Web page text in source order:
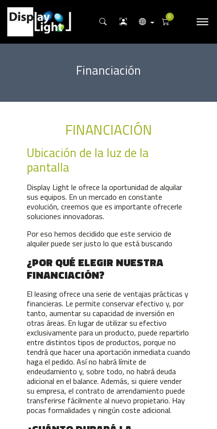
0
Financiación
FINANCIACIÓN
Ubicación de la luz de la
pantalla
Display Light le ofrece la oportunidad de alquilar
sus equipos. En un mercado en constante
evolución, creemos que es importante ofrecerle
soluciones innovadoras.
Por eso hemos decidido que este servicio de
alquiler puede ser justo lo que está buscando
¿POR QUÉ ELEGIR NUESTRA
FINANCIACIÓN?
El leasing ofrece una serie de ventajas prácticas y
financieras. Le permite conservar efectivo y, por
tanto, aumentar su capacidad de inversión en
otras áreas. En lugar de utilizar su efectivo
exclusivamente para un producto, puede repartirlo
entre distintos tipos de productos, porque no
tendrá que hacer una aportación inmediata cuando
haga el pedido. Así no habrá límite de
endeudamiento y, sobre todo, no habrá deuda
adicional en el balance. Además, si quiere vender
su empresa, el contrato de arrendamiento puede
transferirse fácilmente al nuevo propietario. Hay
pocas formalidades y ningún coste adicional.